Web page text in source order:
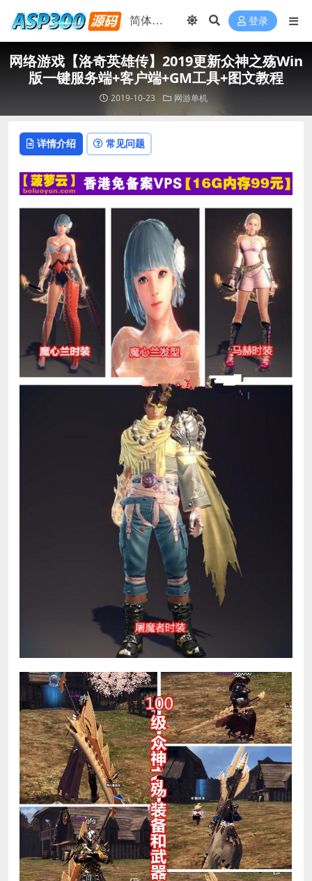
登录
网络游戏【洛奇英雄传】2019更新众神之殇Win
版一键服务端+客户端+GM工具+图文教程
2019-10-23 网游单机
详情介绍 常见问题